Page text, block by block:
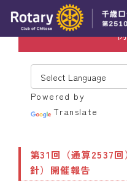
トピックス
例会報告
スケジュール
Powered by
Translate
第31回（通算2537
針）開催報告